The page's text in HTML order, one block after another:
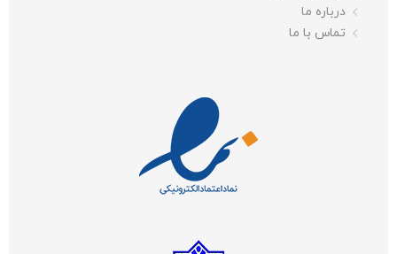
درباره ما
تماس با ما